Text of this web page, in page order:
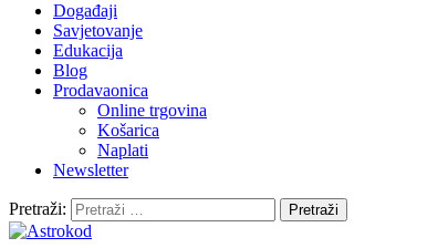
Događaji
Savjetovanje
Edukacija
Blog
Prodavaonica
Online trgovina
Košarica
Naplati
Newsletter
Pretraži: